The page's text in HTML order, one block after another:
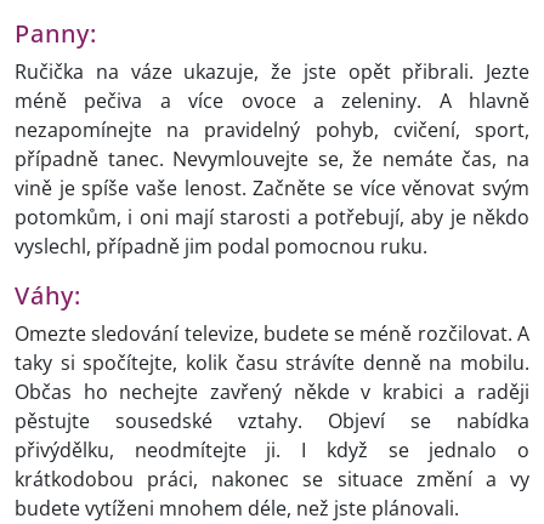
Panny:
Ručička na váze ukazuje, že jste opět přibrali. Jezte
méně pečiva a více ovoce a zeleniny. A hlavně
nezapomínejte na pravidelný pohyb, cvičení, sport,
případně tanec. Nevymlouvejte se, že nemáte čas, na
vině je spíše vaše lenost. Začněte se více věnovat svým
potomkům, i oni mají starosti a potřebují, aby je někdo
vyslechl, případně jim podal pomocnou ruku.
Váhy:
Omezte sledování televize, budete se méně rozčilovat. A
taky si spočítejte, kolik času strávíte denně na mobilu.
Občas ho nechejte zavřený někde v krabici a raději
pěstujte sousedské vztahy. Objeví se nabídka
přivýdělku, neodmítejte ji. I když se jednalo o
krátkodobou práci, nakonec se situace změní a vy
budete vytíženi mnohem déle, než jste plánovali.